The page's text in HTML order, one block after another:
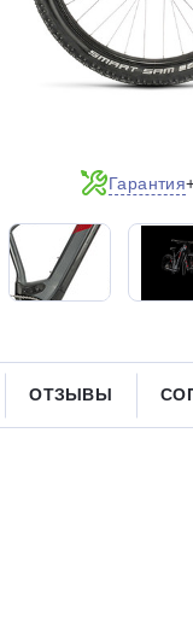
Гарантия
ОТЗЫВЫ
25